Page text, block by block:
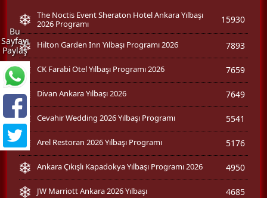
Bu
Sayfayı
Paylaş
The Noctis Event Sheraton Hotel Ankara Yılbaşı
2026 Programı
15930
Hilton Garden Inn Yılbaşı Programı 2026 7893
CK Farabi Otel Yılbaşı Programı 2026 7659
Divan Ankara Yılbaşı 2026 7649
Cevahir Wedding 2026 Yılbaşı Programı 5541
Arel Restoran 2026 Yılbaşı Programı 5176
Ankara Çıkışlı Kapadokya Yılbaşı Programı 2026 4950
JW Marriott Ankara 2026 Yılbaşı 4685